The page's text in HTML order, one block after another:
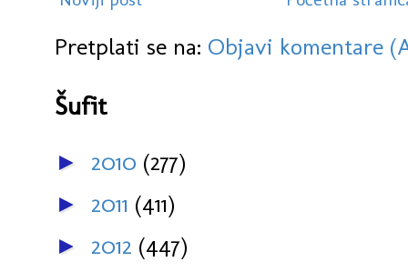
Pretplati se na: Objavi komentare
Šufit
► 2010 (277)
► 2011 (411)
► 2012 (447)